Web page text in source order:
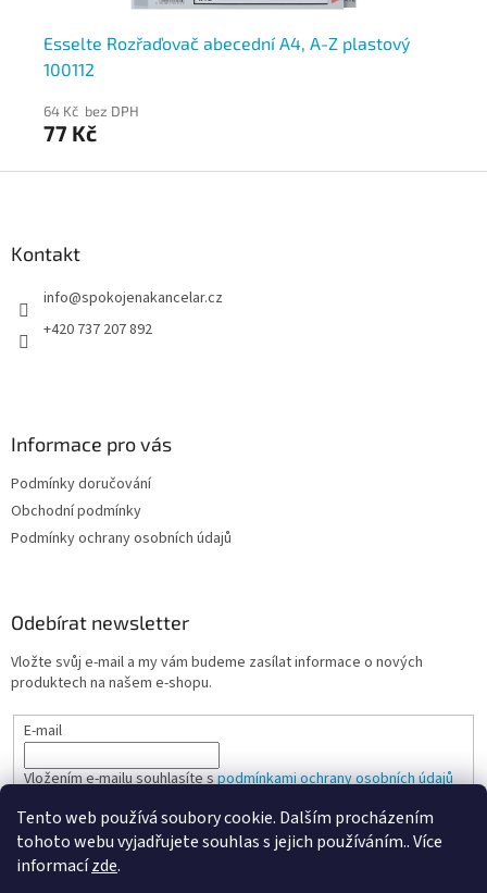
Tento web používá soubory cookie. Dalším procházením
tohoto webu vyjadřujete souhlas s jejich používáním.. Více
informacízde.
Esselte Rozřaďovač abecední A4, A-Z plastový
100112
64 Kč bez DPH
77 Kč
Kontakt
info@spokojenakancelar.cz
+420 737 207 892
Informace pro vás
Podmínky doručování
Obchodní podmínky
Podmínky ochrany osobních údajů
Odebírat newsletter
Vložte svůj e-mail a my vám budeme zasílat informace o nových
produktech na našem e-shopu.
E-mail
Vložením e-mailu souhlasíte spodmínkami ochrany osobních údajů
PŘIHLÁSIT SE